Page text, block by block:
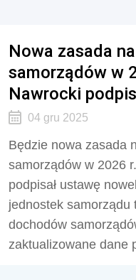
Nowa zasada
samorządów w
Nawrocki
04 gru 2025
Będzie nowa zasada
samorządów w 2026
podpisał ustawę
jednostek samorządu
dochodów
zaktualizowane dane